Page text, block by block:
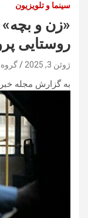
سینما و تلویزیون
«زن و
روستایی
ژوئن 3, 2025 گروه
به گزارش مجله